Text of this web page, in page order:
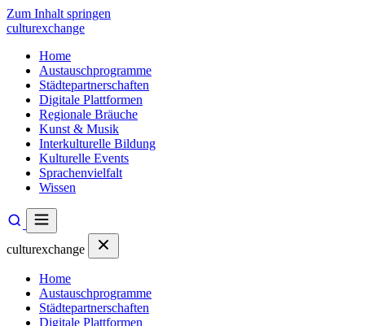
Zum Inhalt springen
culturexchange
Home
Austauschprogramme
Städtepartnerschaften
Digitale Plattformen
Regionale Bräuche
Kunst & Musik
Interkulturelle Bildung
Kulturelle Events
Sprachenvielfalt
Wissen
culturexchange
Home
Austauschprogramme
Städtepartnerschaften
Digitale Plattformen